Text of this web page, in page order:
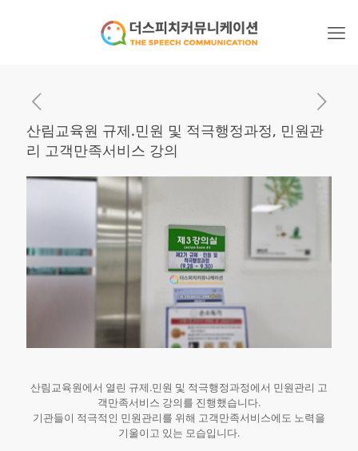
산림교육원 규제.민원 및 적극행정과정, 민원관
리 고객만족서비스 강의
산림교육원에서 열린 규제.민원 및 적극행정과정에서 민원관리 고
객만족서비스 강의를 진행했습니다.
기관들이 적극적인 민원관리를 위해 고객만족서비스에도 노력을
기울이고 있는 모습입니다.